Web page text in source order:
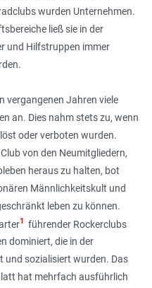
wurden Unternehmen.
ließ sie in der
und Hilfstruppen immer
vergangenen Jahren viele
an. Dies nahm stets zu, wenn
oder verboten wurden.
von den Neumitgliedern,
heraus zu halten, bot
Männlichkeitskult und
leben zu können.
1 führender Rockerclubs
dominiert, die in der
und sozialisiert wurden. Das
hat mehrfach ausführlich